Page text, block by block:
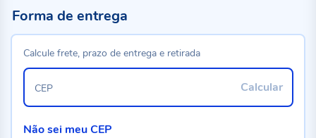
Forma de entrega
Calcule frete, prazo de entrega e retirada
Calcular
CEP
Não sei meu CEP